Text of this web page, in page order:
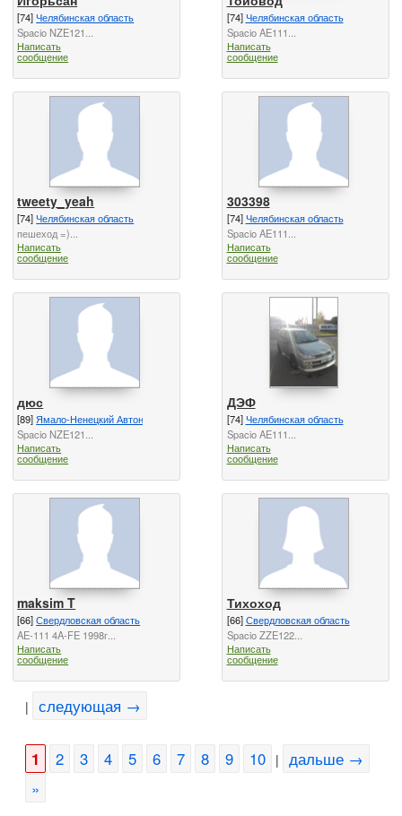
[74]Челябинская область
Spacio NZE121...
Написать
сообщение
[74]Челябинская область
Spacio AE111...
Написать
сообщение
tweety_yeah
[74]Челябинская область
пешеход =)...
Написать
сообщение
303398
[74]Челябинская область
Spacio AE111...
Написать
сообщение
дюс
[89]Ямало-Ненецкий Автономный Округ
Spacio NZE121...
Написать
сообщение
ДЭФ
[74]Челябинская область
Spacio AE111...
Написать
сообщение
maksim T
[66]Свердловская область
AE-111 4A-FE 1998г...
Написать
сообщение
Тихоход
[66]Свердловская область
Spacio ZZE122...
Написать
сообщение
| следующая →
1 2 3 4 5 6 7 8 9 10 | дальше →
»